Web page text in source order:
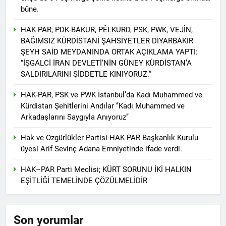
HAK-PAR Hewler temsilcisi
Mehmet Şirin Timur; HAK-
PAR heyetine gösterilen ilgi
için teşekkür ediyoruz.
1 Yıl Ago
HAK-PAR BAŞKANLIK
KURULU; ‘Kürt meselesi
PKK den ibaret değildir.’
1 Yıl Ago
*HAK-PAR Genel başkanı
Düzgün KAPLAN,* *Erbil’de
RUDAW’ın düzenlediği
“Ortadoğu’nun Geleceğinde
katıldı*
1 Yıl Ago
HAK-PAR Genel Başkanı
Düzgün Kaplan “Hewler
Ortadoğu’nun politik
merkezine dönüşmektedir”
1 Yıl Ago
İZMİR’İN KONAK
MEYDANINDA ORTAK
BASIN AÇIKLAMASI YAPTI
1 Yıl Ago
bûne.
HAK-PAR, PDK-BAKUR, PÊLKURD, PSK, PWK, VEJÎN,
BAĞIMSIZ KÜRDİSTANİ ŞAHSİYETLER DİYARBAKIR
ŞEYH SAİD MEYDANINDA ORTAK AÇIKLAMA YAPTI:
“İŞGALCİ İRAN DEVLETİ’NİN GÜNEY KÜRDİSTAN’A
SALDIRILARINI ŞİDDETLE KINIYORUZ.”
HAK-PAR, PSK ve PWK İstanbul’da Kadı Muhammed ve
Kürdistan Şehitlerini Andılar ‘’Kadı Muhammed ve
Arkadaşlarını Saygıyla Anıyoruz’’
Hak ve Ozgürlükler Partisi-HAK-PAR Başkanlık Kurulu
üyesi Arif Sevinç Adana Emniyetinde ifade verdi.
HAK–PAR Parti Meclisi; KÜRT SORUNU İKİ HALKIN
EŞİTLİĞİ TEMELİNDE ÇÖZÜLMELİDİR
Son yorumlar